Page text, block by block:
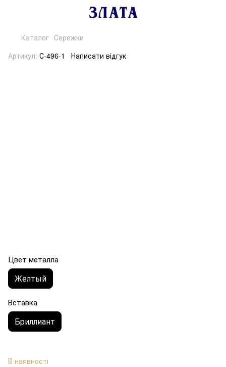
Каталог Сережки
Артикул: С-496-1 Написати відгук
Цвет металла
Желтый
Вставка
Бриллиант
В наявності